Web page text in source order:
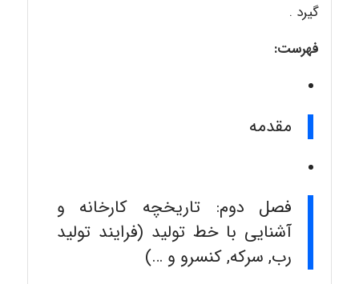
گیرد .
فهرست:
مقدمه
فصل دوم: تاریخچه کارخانه و
آشنایی با خط تولید (فرایند تولید
رب, سرکه, کنسرو و …)